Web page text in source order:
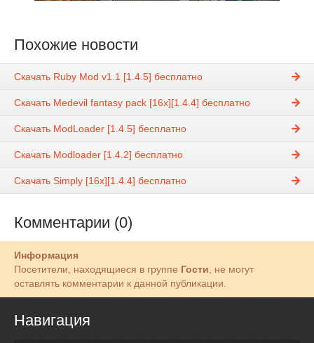
Похожие новости
Скачать Ruby Mod v1.1 [1.4.5] бесплатно
Скачать Medevil fantasy pack [16x][1.4.4] бесплатно
Скачать ModLoader [1.4.5] бесплатно
Скачать Modloader [1.4.2] бесплатно
Скачать Simply [16x][1.4.4] бесплатно
Комментарии (0)
Информация
Посетители, находящиеся в группе Гости, не могут
оставлять комментарии к данной публикации.
Навигация